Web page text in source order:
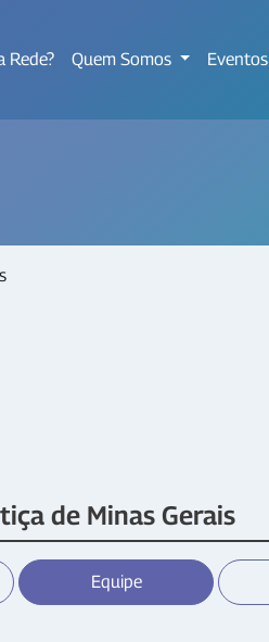
Rede? Quem Somos Eventos
de Minas Gerais
Equipe